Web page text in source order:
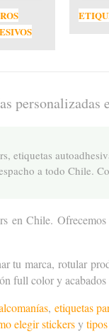
personalizadas
etiquetas
a todo Chile.
en Chile.
tu marca, rotular
full color y acabados
, etiquetas
elegir stickersy